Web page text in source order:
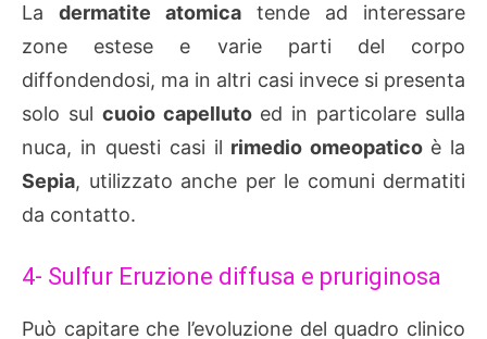
La dermatite atomica tende ad interessare
zone estese e varie parti del corpo
diffondendosi, ma in altri casi invece si presenta
solo sul cuoio capellutoed in particolare sulla
nuca, in questi casi il rimedio omeopatico è la
Sepia, utilizzato anche per le comuni dermatiti
da contatto.
4- Sulfur Eruzione diffusa e pruriginosa
Può capitare che l’evoluzione del quadro clinico